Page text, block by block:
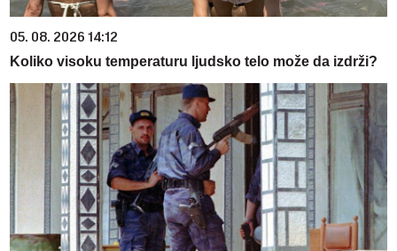
05. 08. 2026 14:12
Koliko visoku temperaturu ljudsko telo može da izdrži?